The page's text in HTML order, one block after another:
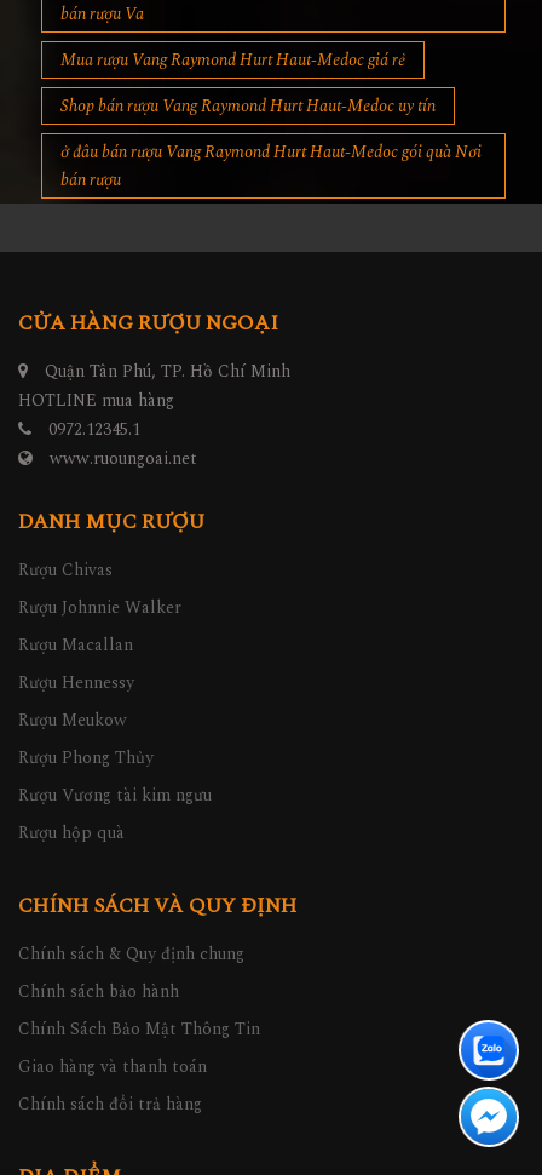
bán rượu Va
Mua rượu Vang Raymond Hurt Haut-Medoc giá rẻ
Shop bán rượu Vang Raymond Hurt Haut-Medoc uy tín
ở đâu bán rượu Vang Raymond Hurt Haut-Medoc gói quà Nơi
bán rượu
CỬA HÀNG RƯỢU NGOẠI
Quận Tân Phú, TP. Hồ Chí Minh
HOTLINE mua hàng
0972.12345.1
www.ruoungoai.net
DANH MỤC RƯỢU
Rượu Chivas
Rượu Johnnie Walker
Rượu Macallan
Rượu Hennessy
Rượu Meukow
Rượu Phong Thủy
Rượu Vương tài kim ngưu
Rượu hộp quà
CHÍNH SÁCH VÀ QUY ĐỊNH
Chính sách & Quy định chung
Chính sách bảo hành
Chính Sách Bảo Mật Thông Tin
Giao hàng và thanh toán
Chính sách đổi trả hàng